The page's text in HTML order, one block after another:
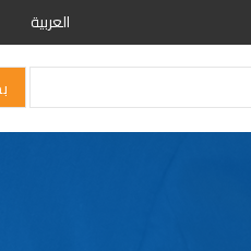
العربية